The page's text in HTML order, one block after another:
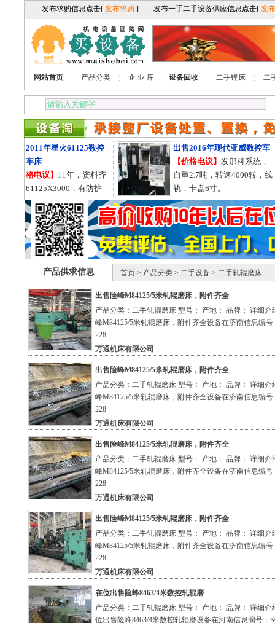
网站首页 产品分类 企 业 库 设备回收 二手镗床 二
出售2011年星火61125数控
卧式车床
【价格电议】11年，资料齐
全，61125X3000，有防护
罩，导轨755的。
出售2016年现代亚威数控车
【价格电议】发那科系统，
自重2.7吨，转速4000转，线
轨，卡盘6寸。
产品供求信息 首页 > 产品分类 > 二手设备 > 二手轧辊磨床
出售险峰M84125/5米轧辊磨床，附件齐全
产品分类：二手轧辊磨床 型号： 产地： 品牌： 详细介
峰M84125/5米轧辊磨床，附件齐全设备在济南信息编号
228
万通机床有限公司
出售险峰M84125/5米轧辊磨床，附件齐全
产品分类：二手轧辊磨床 型号： 产地： 品牌： 详细介
峰M84125/5米轧辊磨床，附件齐全设备在济南信息编号
228
万通机床有限公司
出售险峰M84125/5米轧辊磨床，附件齐全
产品分类：二手轧辊磨床 型号： 产地： 品牌： 详细介
峰M84125/5米轧辊磨床，附件齐全设备在济南信息编号
228
万通机床有限公司
出售险峰M84125/5米轧辊磨床，附件齐全
产品分类：二手轧辊磨床 型号： 产地： 品牌： 详细介
峰M84125/5米轧辊磨床，附件齐全设备在济南信息编号
228
万通机床有限公司
在位出售险峰8463/4米数控轧辊磨
产品分类：二手轧辊磨床 型号： 产地： 品牌： 详细介
位出售险峰8463/4米数控轧辊磨设备在河南信息编号：